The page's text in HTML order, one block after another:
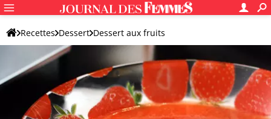
Recettes Dessert Dessert aux fruits
Dessert original aux fruits